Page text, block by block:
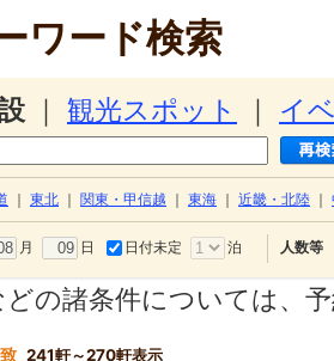
ワード検索
観光スポット イ
東北 関東・甲信越 東海 近畿・北陸
月 日 日付未定 泊 人数等
の諸条件については、
241軒～270軒表示